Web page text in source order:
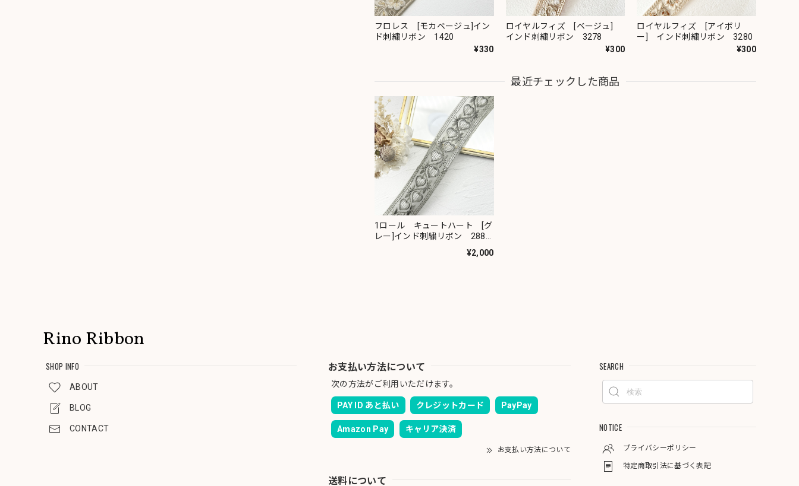
フロレス [モカベージュ]イン
ド刺繍リボン 1420
¥330
ロイヤルフィズ [ベージュ]
インド刺繍リボン 3278
¥300
ロイヤルフィズ [アイボリ
ー] インド刺繍リボン 3280
¥300
最近チェックした商品
1ロール キュートハート [グ
レー]インド刺繍リボン 2884-
¥2,000
Rino Ribbon
SHOP INFO
ABOUT
BLOG
CONTACT
お支払い方法について
次の方法がご利用いただけます。
PAY ID あと払い クレジットカード PayPay
Amazon Pay キャリア決済
お支払い方法について
送料について
SEARCH
NOTICE
プライバシーポリシー
特定商取引法に基づく表記